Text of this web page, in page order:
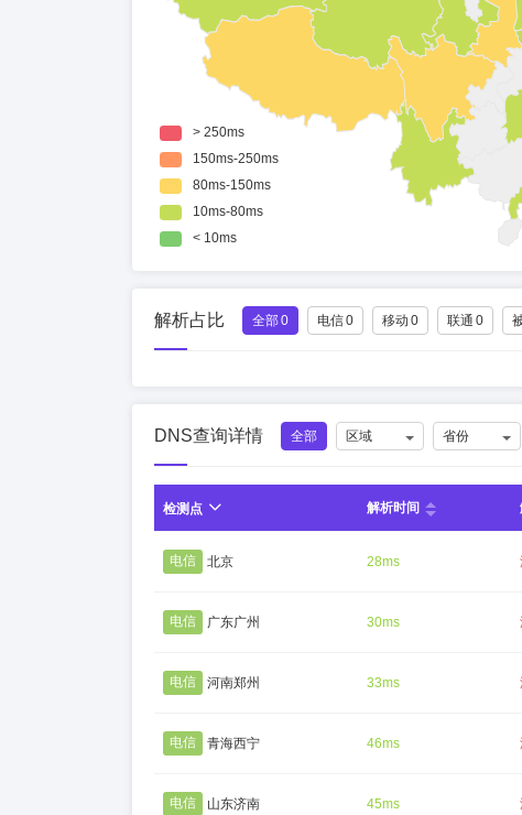
解析占比 全部0 电信0 移动 0 联通 0
DNS查询详情 全部 区域 省份
检测点 解析时间
电信 北京 28ms
电信 广东广州 30ms
电信 河南郑州 33ms
电信 青海西宁 46ms
电信 山东济南 45ms